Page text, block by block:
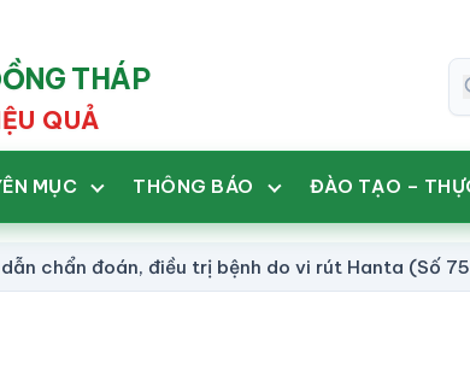
THÁP
QUẢ
MỤC THÔNG BÁO ĐÀO TẠO –
đoán, điều trị bệnh do vi rút Hanta (Số 758/